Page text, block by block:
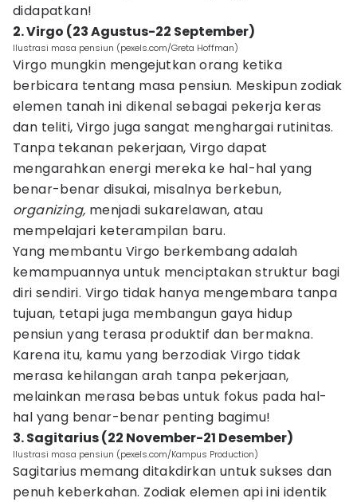
didapatkan!
2. Virgo (23 Agustus-22 September)
Ilustrasi masa pensiun (pexels.com/Greta Hoffman)
Virgo mungkin mengejutkan orang ketika
berbicara tentang masa pensiun. Meskipun zodiak
elemen tanah ini dikenal sebagai pekerja keras
dan teliti, Virgo juga sangat menghargai rutinitas.
Tanpa tekanan pekerjaan, Virgo dapat
mengarahkan energi mereka ke hal-hal yang
benar-benar disukai, misalnya berkebun,
organizing, menjadi sukarelawan, atau
mempelajari keterampilan baru.
Yang membantu Virgo berkembang adalah
kemampuannya untuk menciptakan struktur bagi
diri sendiri. Virgo tidak hanya mengembara tanpa
tujuan, tetapi juga membangun gaya hidup
pensiun yang terasa produktif dan bermakna.
Karena itu, kamu yang berzodiak Virgo tidak
merasa kehilangan arah tanpa pekerjaan,
melainkan merasa bebas untuk fokus pada hal-
hal yang benar-benar penting bagimu!
3. Sagitarius (22 November-21 Desember)
Ilustrasi masa pensiun (pexels.com/Kampus Production)
Sagitarius memang ditakdirkan untuk sukses dan
penuh keberkahan. Zodiak elemen api ini identik